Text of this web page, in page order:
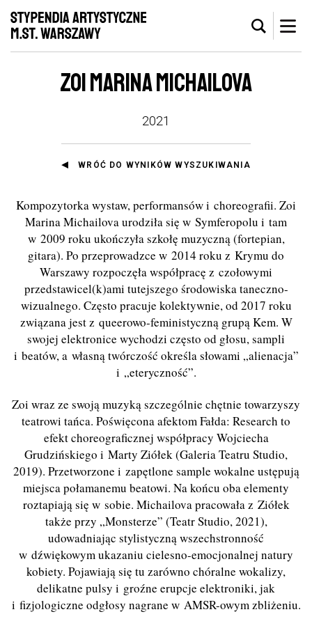
ZOI MARINA MICHAILOVA
2021
WRÓĆ DO WYNIKÓW WYSZUKIWANIA
Kompozytorka wystaw, performansów i choreografii. Zoi
Marina Michailova urodziła się w Symferopolu i tam
w 2009 roku ukończyła szkołę muzyczną (fortepian,
gitara). Po przeprowadzce w 2014 roku z Krymu do
Warszawy rozpoczęła współpracę z czołowymi
przedstawicel(k)ami tutejszego środowiska taneczno-
wizualnego. Często pracuje kolektywnie, od 2017 roku
związana jest z queerowo-feministyczną grupą Kem. W
swojej elektronice wychodzi często od głosu, sampli
i beatów, a własną twórczość określa słowami „alienacja”
i „eteryczność”.
Zoi wraz ze swoją muzyką szczególnie chętnie towarzyszy
teatrowi tańca. Poświęcona afektom Fałda: Research to
efekt choreograficznej współpracy Wojciecha
Grudzińskiego i Marty Ziółek (Galeria Teatru Studio,
2019). Przetworzone i zapętlone sample wokalne ustępują
miejsca połamanemu beatowi. Na końcu oba elementy
roztapiają się w sobie. Michailova pracowała z Ziółek
także przy „Monsterze” (Teatr Studio, 2021),
udowadniając stylistyczną wszechstronność
w dźwiękowym ukazaniu cielesno-emocjonalnej natury
kobiety. Pojawiają się tu zarówno chóralne wokalizy,
delikatne pulsy i groźne erupcje elektroniki, jak
i fizjologiczne odgłosy nagrane w AMSR-owym zbliżeniu.